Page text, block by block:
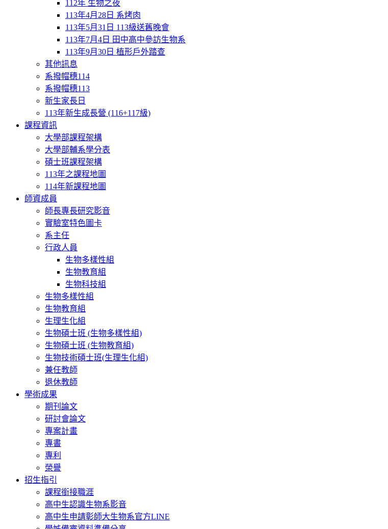
112年 生物之夜
113年4月28日 系烤肉
113年5月31日 113級送舊晚會
113年7月4日 田中高中參訪生物系
113年9月30日 植形戶外踏查
其他訊息
系撥帽穗114
系撥帽穗113
新生家長日
113年新生成長營 (116+117級)
課程資訊
大學部課程架構
大學部輔系學分表
碩士班課程架構
113年之課程地圖
114年新課程地圖
師資成員
師長專長研究影音
實驗室特色圖卡
系主任
行政人員
生物多樣性組
生物教育組
生物科技組
生物多樣性組
生物教育組
生理生化組
生物碩士班 (生物多樣性組)
生物碩士班 (生物教育組)
生物技術碩士班(生理生化組)
兼任教師
退休教師
學術成果
期刊論文
研討會論文
專案計畫
專書
專利
榮譽
招生指引
課程銜接職涯
高中生認識生物系影音
高中生申請彰師大生物系官方LINE